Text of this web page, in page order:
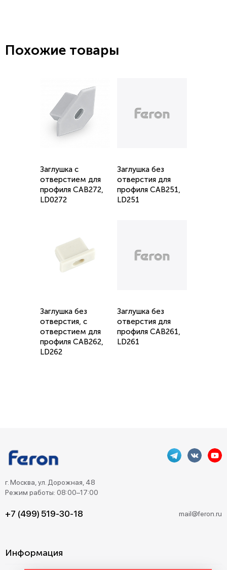
Похожие товары
Заглушка с
отверстием для
профиля CAB272,
LD0272
Заглушка без
отверстия для
профиля САВ251,
LD251
Заглушка без
отверстия, с
отверстием для
профиля CAB262,
LD262
Заглушка без
отверстия для
профиля САВ261,
LD261
г. Москва, ул. Дорожная, 48
Режим работы: 08:00–17:00
+7 (499) 519-30-18 mail@feron.ru
Информация